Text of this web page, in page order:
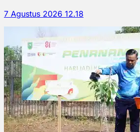
7 Agustus 2026 12.18